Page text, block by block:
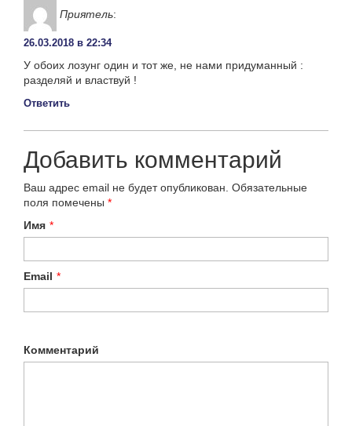
Приятель:
26.03.2018 в 22:34
У обоих лозунг один и тот же, не нами придуманный :
разделяй и властвуй !
Ответить
Добавить комментарий
Ваш адрес email не будет опубликован. Обязательные
поля помечены *
Имя *
Email *
Комментарий